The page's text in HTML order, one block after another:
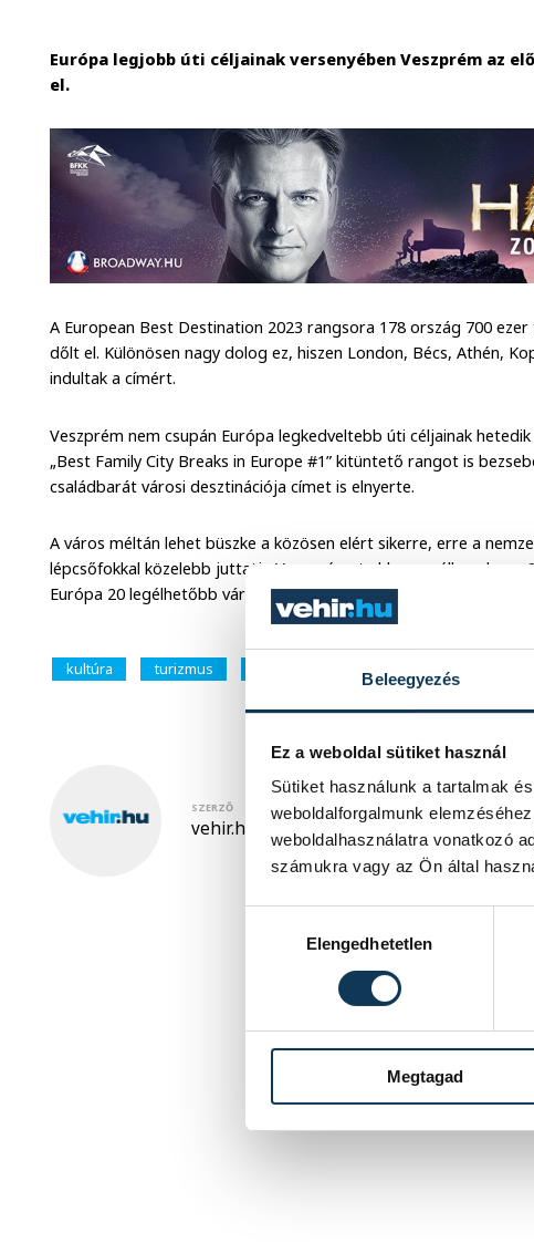
Beleegyezés
Ez a weboldal sütiket használ
Sütiket használunk a tartalmak
weboldalforgalmunk
weboldalhasználatra vonatkozó
számukra vagy az Ön által
Elengedhetetlen
Megtagad
Európa legjobb úti céljainak versenyében Veszprém az
el.
A European Best Destination 2023 rangsora 178 ország 700
dőlt el. Különösen nagy dolog ez, hiszen London, Bécs, Athén,
indultak a címért.
Veszprém nem csupán Európa legkedveltebb úti céljainak
„Best Family City Breaks in Europe #1” kitüntető rangot is
családbarát városi desztinációja címet is elnyerte.
A város méltán lehet büszke a közösen elért sikerre, erre a
lépcsőfokkal közelebb juttatja Veszprémet ahhoz a célhoz, hogy
Európa 20 legélhetőbb városa között szerepeljen A királynék
kultúra turizmus 2023 Királynék
SZERZŐ
vehir.hu
FOTÓS